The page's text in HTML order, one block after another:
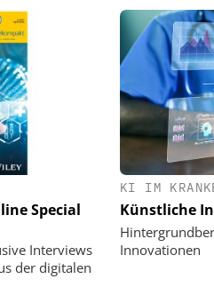
Special
Interviews
der digitalen
KI IM
Künstliche
Innovationen
AG
im
Von digitaler
Steuerung
Ordnung